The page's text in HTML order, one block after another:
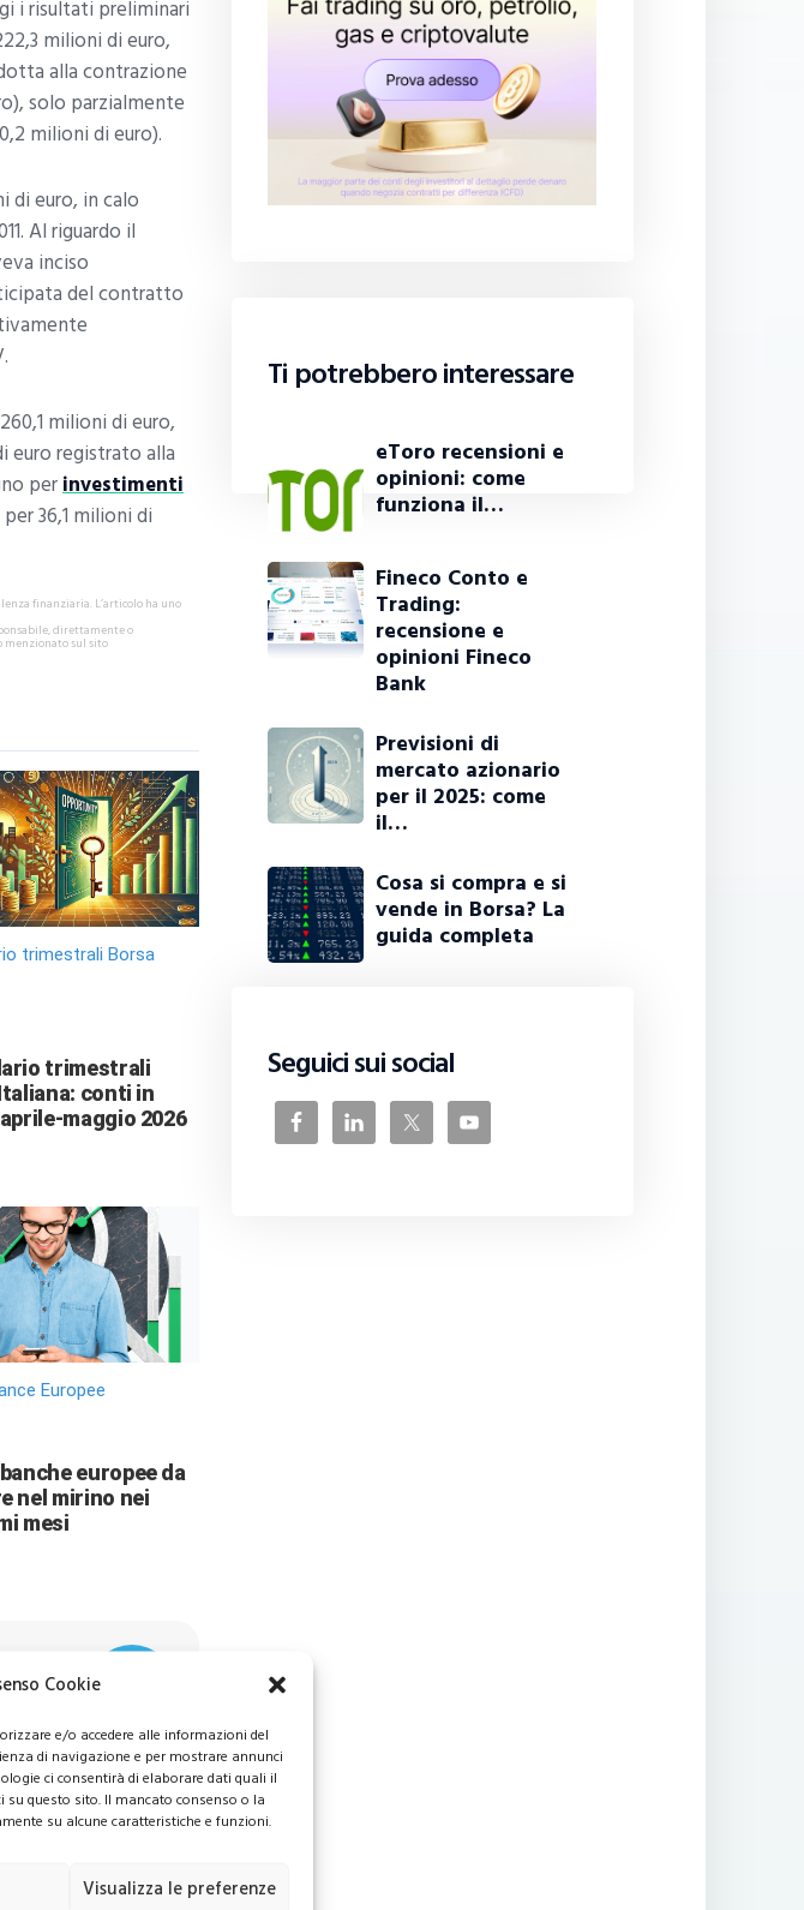
Cookie
e/o accedere alle informazioni del
di navigazione e per mostrare annunci
ci consentirà di elaborare dati quali il
questo sito. Il mancato consenso o la
su alcune caratteristiche e funzioni.
Visualizza le preferenze
i risultati preliminari
milioni di euro,
alla contrazione
solo parzialmente
milioni di euro).
di euro, in calo
Al riguardo il
inciso
del contratto
milioni di euro,
euro registrato alla
perinvestimenti
36,1 milioni di
finanziaria. L’articolo ha uno
direttamente o
sul sito
trimestrali Borsa
trimestrali
conti in
maggio 2026
Europee
europee da
nel mirino nei
mesi
Ti potrebbero interessare
eToro recensioni e
opinioni: come
funziona il…
Fineco Conto e
Trading:
recensione e
opinioni Fineco
Bank
Previsioni di
mercato azionario
per il 2025: come
il…
Cosa si compra e si
vende in Borsa? La
guida completa
Seguici sui social